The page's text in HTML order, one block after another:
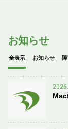
お知らせ
全表示 お知らせ